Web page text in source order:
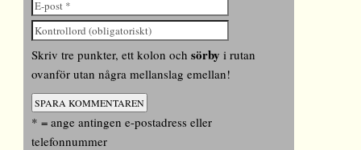
Skriv tre punkter, ett kolon ochsörby i rutan
ovanför utan några mellanslag emellan!
* = ange antingen e-postadress eller
telefonnummer